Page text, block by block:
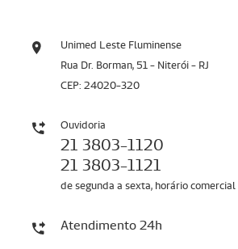
Unimed Leste Fluminense
Rua Dr. Borman, 51 - Niterói - RJ
CEP: 24020-320
Ouvidoria
21 3803-1120
21 3803-1121
de segunda a sexta, horário comercial
Atendimento 24h